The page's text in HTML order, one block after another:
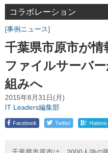
コラボレーション
事例ニュース
千葉県市原市が情
ファイルサーバ
組みへ
2015年8月31日(月)
IT Leaders編集部
Facebook Twitter ! Hatena